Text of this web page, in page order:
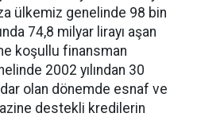
ülkemiz genelinde 98 bin
74,8 milyar lirayı aşan
koşullu finansman
2002 yılından 30
olan dönemde esnaf ve
destekli kredilerin